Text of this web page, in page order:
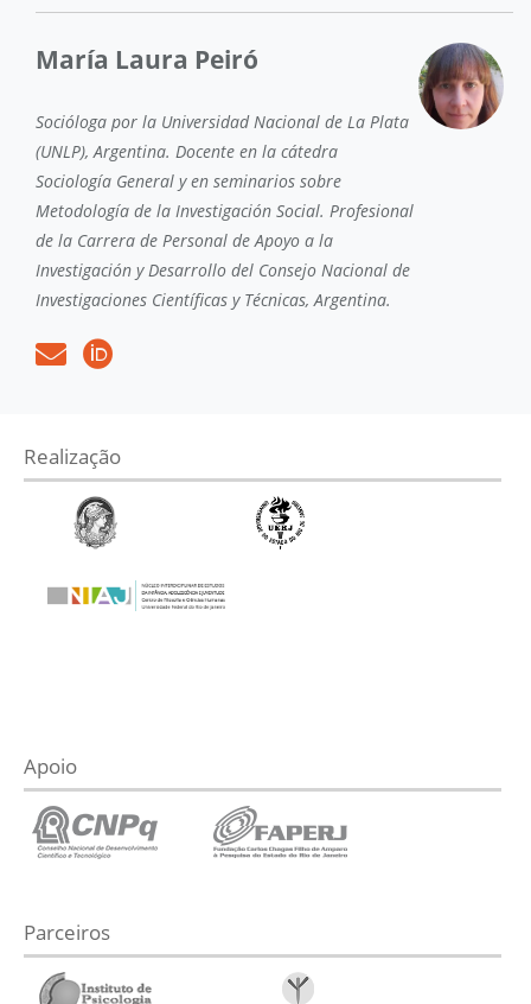
María Laura Peiró
Socióloga por la Universidad Nacional de La Plata
(UNLP), Argentina. Docente en la cátedra
Sociología General y en seminarios sobre
Metodología de la Investigación Social. Profesional
de la Carrera de Personal de Apoyo a la
Investigación y Desarrollo del Consejo Nacional de
Investigaciones Científicas y Técnicas, Argentina.
Realização
Apoio
Parceiros